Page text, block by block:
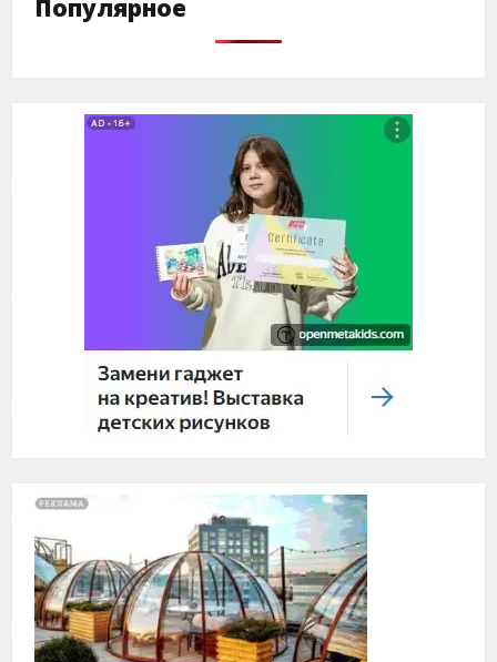
Популярное